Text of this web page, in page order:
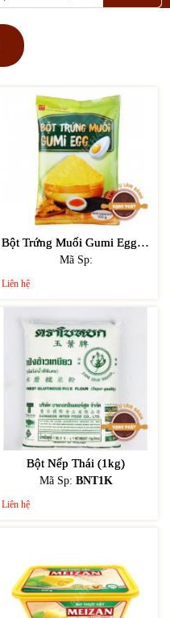
Bột Trứng Muối Gumi Egg (100g)
Mã Sp:
Liên hệ
Bột Nếp Thái (1kg)
Mã Sp: BNT1K
Liên hệ